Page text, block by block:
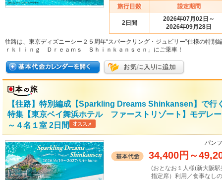
2日間
2026年07月02日～
2026年09月28日
往路は、東京ディズニーシー２５周年“スパークリング・ジュビリー”仕様の特別
ｒｋｌｉｎｇ Ｄｒｅａｍｓ Ｓｈｉｎｋａｎｓｅｎ」にご乗車！
【往路】特別編成【Sparkling Dreams Shinkansen】で行
特集【東京ベイ舞浜ホテル ファーストリゾート】モデレ
～４名１室 2日間
パン
34,400円 ～
(おとなお１人様(新大阪
指定席）利用／食事なし